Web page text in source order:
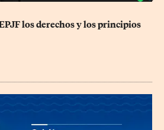
los derechos y los principios